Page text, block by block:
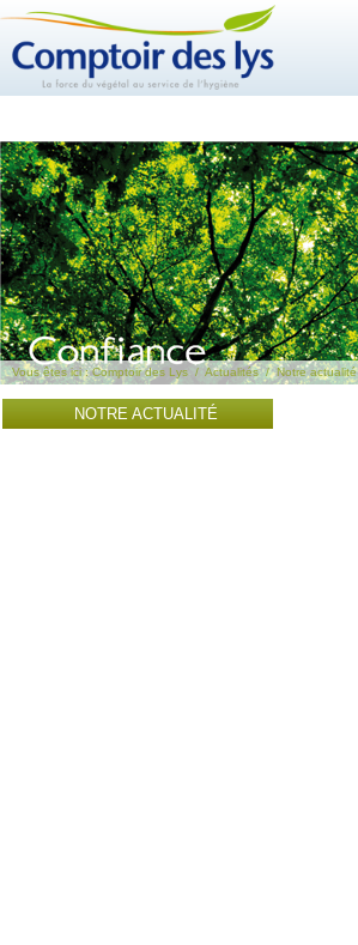
Vous êtes ici : Comptoir des Lys /Actualités/Notre actualité
NOTRE ACTUALITÉ